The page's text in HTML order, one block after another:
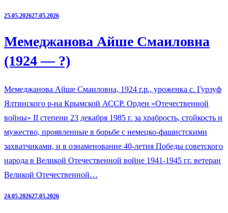
25.05.202627.05.2026
Мемеджанова Айше Смаиловна
(1924 — ?)
Мемеджанова Айше Смаиловна, 1924 г.р., уроженка с. Гурзуф
Ялтинского р-на Крымской АССР. Орден «Отечественной
войны» II степени 23 декабря 1985 г. за храбрость, стойкость и
мужество, проявленные в борьбе с немецко-фашистскими
захватчиками, и в ознаменование 40-летия Победы советского
народа в Великой Отечественной войне 1941-1945 гг. ветеран
Великой Отечественной…
24.05.202627.05.2026